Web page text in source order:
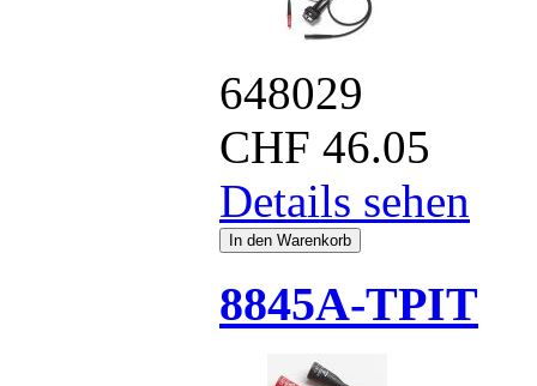
648029
CHF 46.05
Details sehen
8845A-TPIT